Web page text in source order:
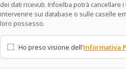
dei dati ricevuti. Infoelba potrà cancellare
intervenire sui database o sulle caselle
loro possesso.
Ho preso visione dell'Informativa